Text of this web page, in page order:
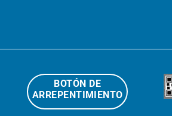
BOTÓN DE
ARREPENTIMIENTO